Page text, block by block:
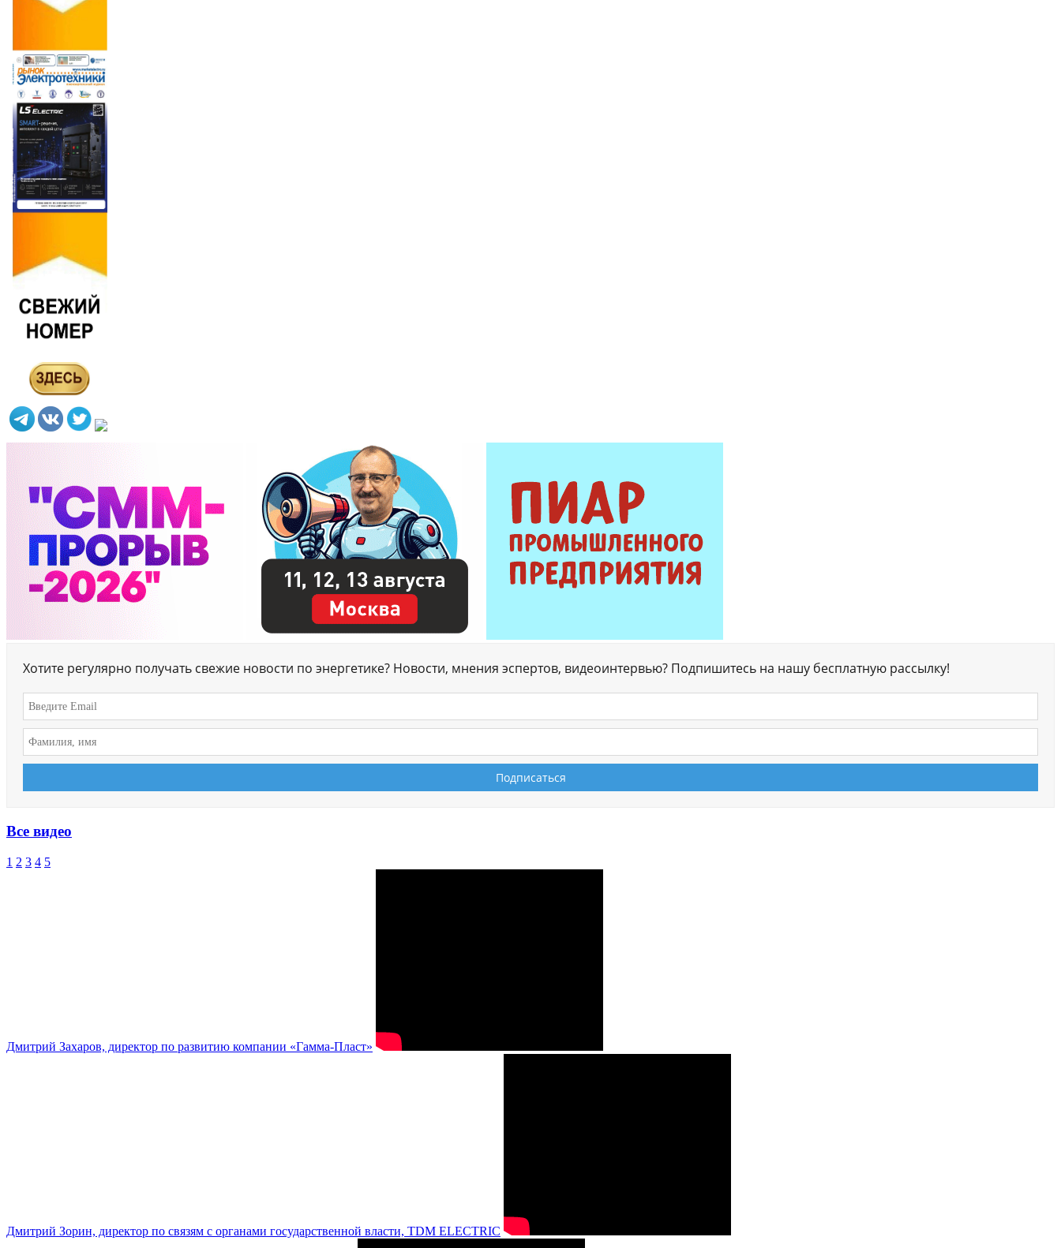
Хотите регулярно получать свежие новости по энергетике? Новости, мнения эспертов, видеоинтервью? Подпишитесь на нашу бесплатную рассылку!
Все видео
1 2 3 4 5
Дмитрий Захаров, директор по развитию компании «Гамма-Пласт»
Дмитрий Зорин, директор по связям с органами государственной власти, TDM ELECTRIC